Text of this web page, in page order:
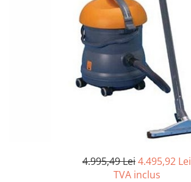
Gama de cosmetice hoteliere
Salvatore Ferragamo
Gama de cosmetice hoteliere Sense
4.995,49 Lei4.495,92 Lei
TVA inclus